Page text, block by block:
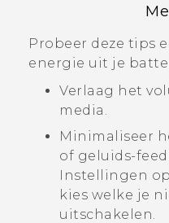
Probeer deze tips
energie uit je
Verlaag het
media.
Minimaliseer
of geluids-
Instellingen op
kies welke je
uitschakelen.